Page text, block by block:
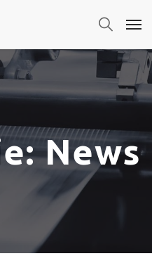
News